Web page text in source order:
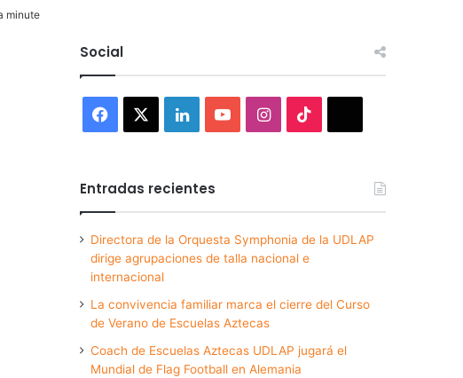
minute
Social
Facebook LinkedInYouTubeInstagram
Entradas recientes
Directora de la Orquesta Symphonia de la UDLAP
dirige agrupaciones de talla nacional e
internacional
La convivencia familiar marca el cierre del Curso
de Verano de Escuelas Aztecas
Coach de Escuelas Aztecas UDLAP jugará el
Mundial de Flag Football en Alemania